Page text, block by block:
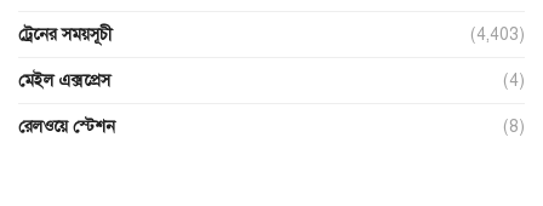
ট্রেনের সময়সূচী (4,403)
মেইল এক্সপ্রেস (4)
রেলওয়ে স্টেশন (8)